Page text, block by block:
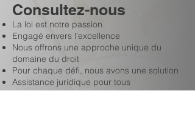
Consultez-nous
La loi est notre passion
Engagé envers l'excellence
Nous offrons une approche unique du
domaine du droit
Pour chaque défi, nous avons une solution
Assistance juridique pour tous